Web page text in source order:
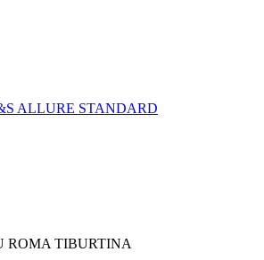
ALLURE STANDARD
ROMA TIBURTINA